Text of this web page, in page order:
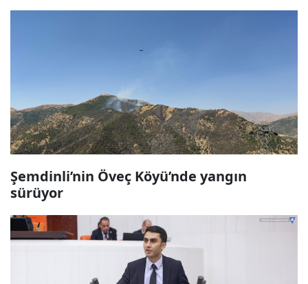
Şemdinli’nin Öveç Köyü’nde yangın
sürüyor